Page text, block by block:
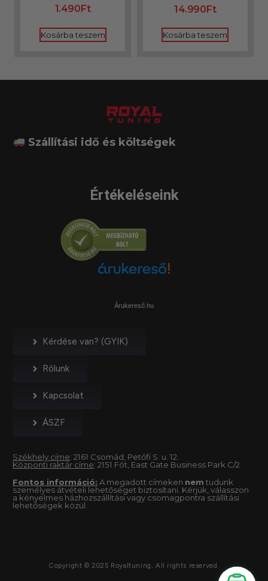
Értékelés:
5.00
1.490Ft
Kosárba teszem
14.990Ft
Kosárba teszem
Szállítási idő és költségek
Értékeléseink
Árukereső.hu
Kérdése van? (GYIK)
Rólunk
Kapcsolat
ÁSZF
Székhely címe: 2161 Csomád, Petőfi S. u. 12.
Központi raktár címe: 2151 Fót, East Gate Business Park C/2
Fontos információ: A megadott címeken nem tudunk
személyes átvételi lehetőséget biztosítani. Kérjük, válasszon
a kényelmes házhozszállítási vagy csomagpontra szállítási
lehetőségek közül.
Copyright © 2025 Royaltuning, All rights reserved.